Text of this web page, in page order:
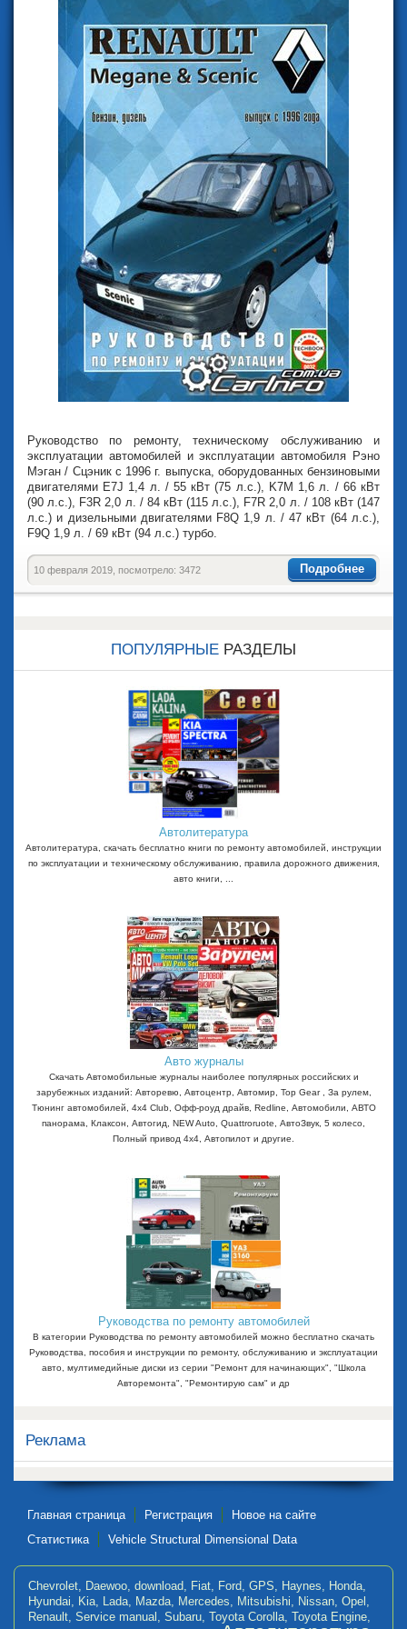
Руководство по ремонту, техническому обслуживанию и
эксплуатации автомобилей и эксплуатации автомобиля Рэно
Мэган / Сцэник с 1996 г. выпуска, оборудованных бензиновыми
двигателями E7J 1,4 л. / 55 кВт (75 л.с.), K7M 1,6 л. / 66 кВт
(90 л.с.), F3R 2,0 л. / 84 кВт (115 л.с.), F7R 2,0 л. / 108 кВт (147
л.с.) и дизельными двигателями F8Q 1,9 л. / 47 кВт (64 л.с.),
F9Q 1,9 л. / 69 кВт (94 л.с.) турбо.
Подробнее
10 февраля 2019, посмотрело: 3472
ПОПУЛЯРНЫЕ РАЗДЕЛЫ
Автолитература
Автолитература, скачать бесплатно книги по ремонту автомобилей, инструкции
по эксплуатации и техническому обслуживанию, правила дорожного движения,
авто книги, ...
Авто журналы
Скачать Автомобильные журналы наиболее популярных российских и
зарубежных изданий: Авторевю, Автоцентр, Автомир, Top Gear , За рулем,
Тюнинг автомобилей, 4x4 Club, Офф-роуд драйв, Redline, Автомобили, АВТО
панорама, Клаксон, Автогид, NEW Auto, Quattroruote, АвтоЗвук, 5 колесо,
Полный привод 4х4, Автопилот и другие.
Руководства по ремонту автомобилей
В категории Руководства по ремонту автомобилей можно бесплатно скачать
Руководства, пособия и инструкции по ремонту, обслуживанию и эксплуатации
авто, мултимедийные диски из серии "Ремонт для начинающих", "Школа
Авторемонта", "Ремонтирую сам" и др
Реклама
Главная страница Регистрация
Новое на сайте
Статистика
Vehicle Structural Dimensional Data
Chevrolet, Daewoo, download, Fiat, Ford, GPS, Haynes, Honda,
Hyundai, Kia, Lada, Mazda, Mercedes, Mitsubishi, Nissan, Opel ,
Renault, Service manual , Subaru, Toyota Corolla, Toyota Engine,